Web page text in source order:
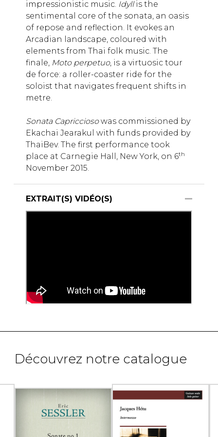
impressionistic music. Idyllis the
sentimental core of the sonata, an oasis
of repose and reflection. It evokes an
Arcadian landscape, coloured with
elements from Thai folk music. The
finale, Moto perpetuo, is a virtuosic tour
de force: a roller-coaster ride for the
soloist that navigates frequent shifts in
metre.
Sonata Capricciosowas commissioned by
Ekachai Jearakul with funds provided by
ThaiBev. The first performance took
place at Carnegie Hall, New York, on 6th
November 2015.
EXTRAIT(S) VIDÉO(S)
Découvrez notre catalogue